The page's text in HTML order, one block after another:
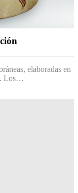
elaboradas en
Los…